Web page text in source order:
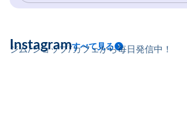
ジム/ショップ/カフェから毎日発信中！
Instagramすべて見る